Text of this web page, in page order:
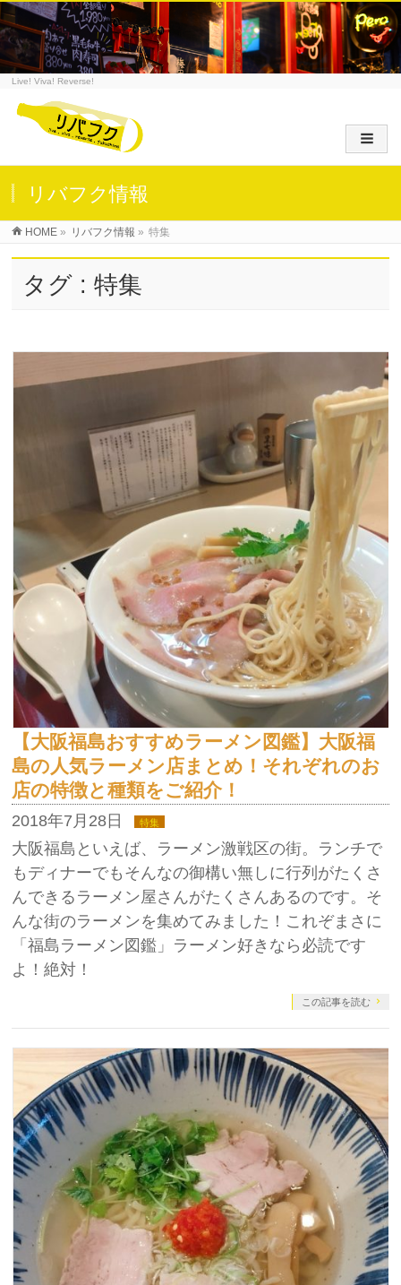
Live! Viva! Reverse!
リバフク情報
HOME » リバフク情報 » 特集
タグ : 特集
【大阪福島おすすめラーメン図鑑】大阪福
島の人気ラーメン店まとめ！それぞれのお
店の特徴と種類をご紹介！
2018年7月28日 特集
大阪福島といえば、ラーメン激戦区の街。ランチで
もディナーでもそんなの御構い無しに行列がたくさ
んできるラーメン屋さんがたくさんあるのです。そ
んな街のラーメンを集めてみました！これぞまさに
「福島ラーメン図鑑」ラーメン好きなら必読です
よ！絶対！
この記事を読む